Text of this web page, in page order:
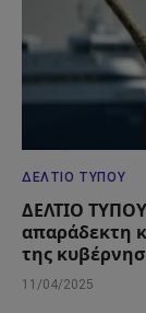
ΔΕΛΤΊΟ ΤΎΠΟΥ
ΔΕΛΤΙΟ
απαράδεκτη
της
11/04/2025